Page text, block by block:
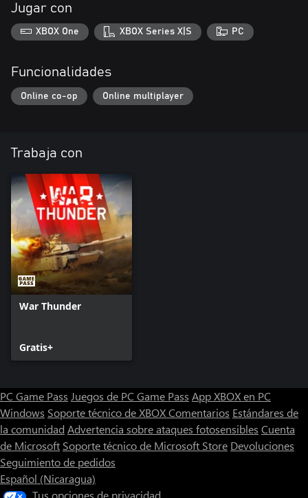
Jugar con
XBOX One XBOX Series X|S PC
Funcionalidades
Online co-op Online multiplayer
Trabaja con
War Thunder
Gratis+
PC Game Pass Juegos de PC Game Pass App XBOX en PC
Windows Soporte técnico de XBOXComentarios Estándares de
la comunidad Advertencia sobre ataques fotosensibles Cuenta
de Microsoft Soporte técnico de Microsoft Store Devoluciones
Seguimiento de pedidos
Español (Nicaragua)
Tus opciones de privacidad